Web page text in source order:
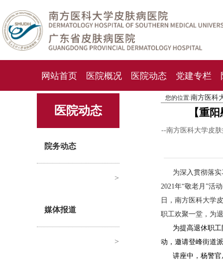
网站首页 医院概况 医院动态 党建专栏
化妆品检测中心 就诊指南 人才
医院动态
院务动态
>
媒体报道
>
您的位置:南方医科
【重
--南方医科大学皮
为深入贯彻落
2021年“敬老月”活
日，南方医科大学
职工欢聚一堂，为
为提高退休职
动，邀请登峰街道
讲座中，杨警